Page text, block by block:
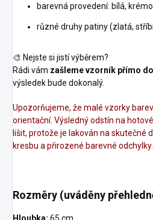
barevná provedení: bílá,
různé druhy patiny (zlatá,
🎨 Nejste si jistí výběrem?
Rádi vám zašleme vzorník přímo
výsledek bude dokonalý.
Upozorňujeme, že malé vzorky
orientační. Výsledný odstín na
lišit, protože je lakován na skutečné
kresbu a přirozené barevné odchylky.
Rozměry (uváděny